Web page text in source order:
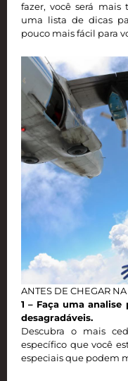
fazer, você será
uma lista de dicas
pouco mais fácil para
ANTES DE CHEGAR
1 – Faça uma
desagradáveis.
Descubra o mais
específico que você
especiais que podem